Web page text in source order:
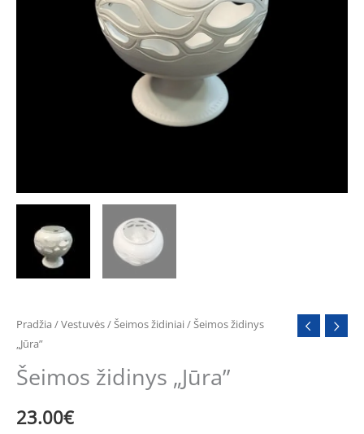
Pradžia /Vestuvės/Šeimos židiniai/ Šeimos židinys
„Jūra”
Šeimos židinys „Jūra”
23.00€